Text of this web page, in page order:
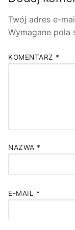
Twój adres e-
Wymagane pola
KOMENTARZ *
NAZWA *
E-MAIL *